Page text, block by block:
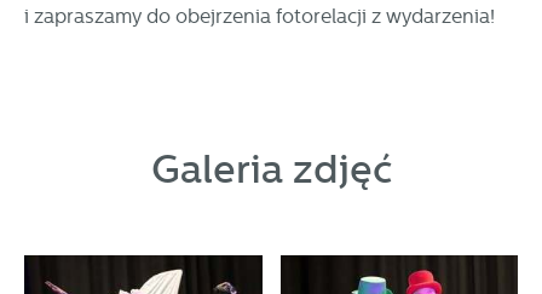
i zapraszamy do obejrzenia fotorelacji z wydarzenia!
Galeria zdjęć